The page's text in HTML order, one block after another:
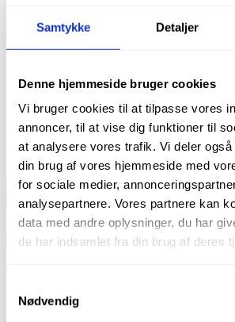
Samtykke Detaljer
Denne hjemmeside bruger cookies
Vi bruger cookies til at tilpasse vores
annoncer, til at vise dig funktioner til
at analysere vores trafik. Vi deler også
din brug af vores hjemmeside med
for sociale medier,
analysepartnere. Vores partnere kan
data med andre oplysninger, du har
de har indsamlet fra din brug af deres
Nødvendig
kr.150,00
Gel til kemisk udvidelse af
3 sprøjter a 6 g
På lager
Well-
antal
TILFØJ TIL KURV
Varenummer (SKU): Well-Prep
Materialer til rodbehandling,Rodbehandling